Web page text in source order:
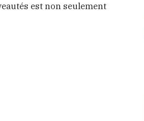
est non seulement